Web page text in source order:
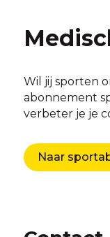
Wil jij sporten
abonnement
verbeter je je
Naar